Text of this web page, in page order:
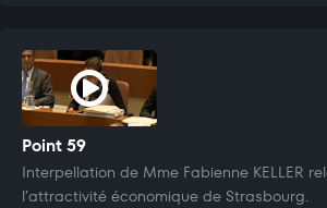
Point 59
Interpellation de Mme Fabienne KELLER
l’attractivité économique de Strasbourg.